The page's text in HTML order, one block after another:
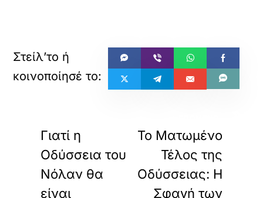
Γιατί η
Οδύσσεια του
Νόλαν θα
είναι
Το Ματωμένο
Τέλος της
Οδύσσειας: Η
Σφαγή των